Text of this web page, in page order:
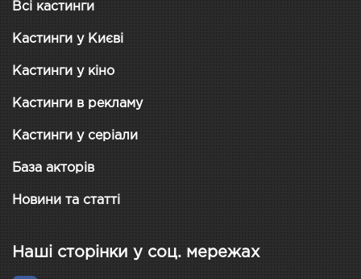
Всі кастинги
Кастинги у Києві
Кастинги у кіно
Кастинги в рекламу
Кастинги у серіали
База акторів
Новини та статті
Наші сторінки у соц. мережах